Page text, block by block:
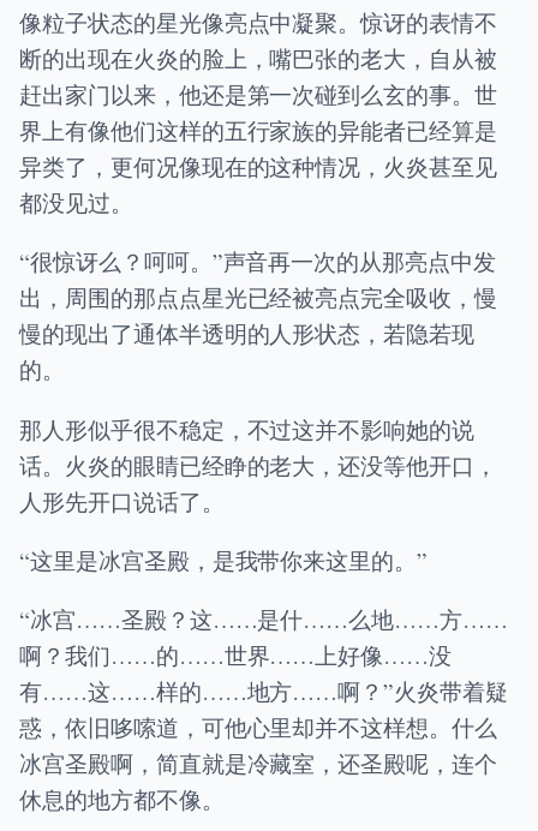
像粒子状态的星光像亮点中凝聚。惊讶的表情不
断的出现在火炎的脸上，嘴巴张的老大，自从被
赶出家门以来，他还是第一次碰到么玄的事。世
界上有像他们这样的五行家族的异能者已经算是
异类了，更何况像现在的这种情况，火炎甚至见
都没见过。
“很惊讶么？呵呵。”声音再一次的从那亮点中发
出，周围的那点点星光已经被亮点完全吸收，慢
慢的现出了通体半透明的人形状态，若隐若现
的。
那人形似乎很不稳定，不过这并不影响她的说
话。火炎的眼睛已经睁的老大，还没等他开口，
人形先开口说话了。
“这里是冰宫圣殿，是我带你来这里的。”
“冰宫……圣殿？这……是什……么地……方……
啊？我们……的……世界……上好像……没
有……这……样的……地方……啊？”火炎带着疑
惑，依旧哆嗦道，可他心里却并不这样想。什么
冰宫圣殿啊，简直就是冷藏室，还圣殿呢，连个
休息的地方都不像。